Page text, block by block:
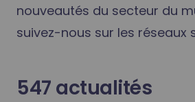
nouveautés du secteur du
suivez-nous sur les réseaux
547 actualités